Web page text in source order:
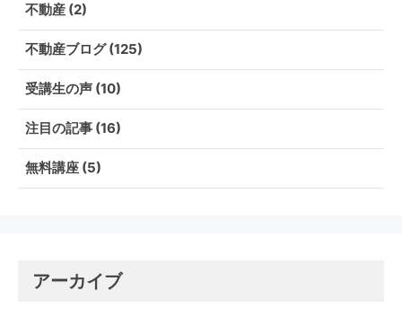
不動産(2)
不動産ブログ(125)
受講生の声(10)
注目の記事(16)
無料講座(5)
アーカイブ